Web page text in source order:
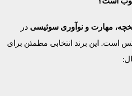
مهارت و نوآوری سوئیسی در
این برند انتخابی مطمئن برای